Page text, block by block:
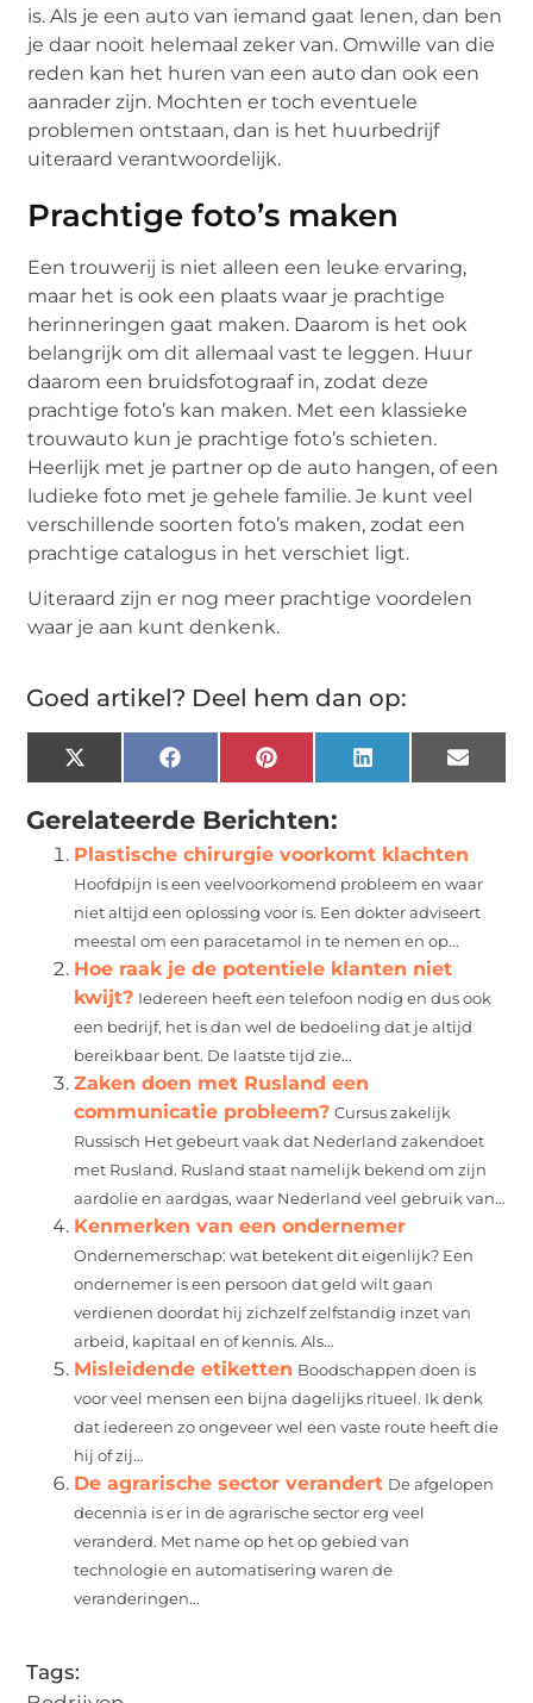
is. Als je een auto van iemand gaat lenen, dan ben
je daar nooit helemaal zeker van. Omwille van die
reden kan het huren van een auto dan ook een
aanrader zijn. Mochten er toch eventuele
problemen ontstaan, dan is het huurbedrijf
uiteraard verantwoordelijk.
Prachtige foto’s maken
Een trouwerij is niet alleen een leuke ervaring,
maar het is ook een plaats waar je prachtige
herinneringen gaat maken. Daarom is het ook
belangrijk om dit allemaal vast te leggen. Huur
daarom een bruidsfotograaf in, zodat deze
prachtige foto’s kan maken. Met een klassieke
trouwauto kun je prachtige foto’s schieten.
Heerlijk met je partner op de auto hangen, of een
ludieke foto met je gehele familie. Je kunt veel
verschillende soorten foto’s maken, zodat een
prachtige catalogus in het verschiet ligt.
Uiteraard zijn er nog meer prachtige voordelen
waar je aan kunt denkenk.
Goed artikel? Deel hem dan op:
X
(Twitter)
FacebookPinterest LinkedIn Email
Gerelateerde Berichten:
Plastische chirurgie voorkomt klachten
Hoofdpijn is een veelvoorkomend probleem en waar
niet altijd een oplossing voor is. Een dokter adviseert
meestal om een paracetamol in te nemen en op...
Hoe raak je de potentiele klanten niet
kwijt? Iedereen heeft een telefoon nodig en dus ook
een bedrijf, het is dan wel de bedoeling dat je altijd
bereikbaar bent. De laatste tijd zie...
Zaken doen met Rusland een
communicatie probleem? Cursus zakelijk
Russisch Het gebeurt vaak dat Nederland zakendoet
met Rusland. Rusland staat namelijk bekend om zijn
aardolie en aardgas, waar Nederland veel gebruik van...
Kenmerken van een ondernemer
Ondernemerschap: wat betekent dit eigenlijk? Een
ondernemer is een persoon dat geld wilt gaan
verdienen doordat hij zichzelf zelfstandig inzet van
arbeid, kapitaal en of kennis. Als...
Misleidende etiketten Boodschappen doen is
voor veel mensen een bijna dagelijks ritueel. Ik denk
dat iedereen zo ongeveer wel een vaste route heeft die
hij of zij...
De agrarische sector verandert De afgelopen
decennia is er in de agrarische sector erg veel
veranderd. Met name op het op gebied van
technologie en automatisering waren de
veranderingen...
Tags: